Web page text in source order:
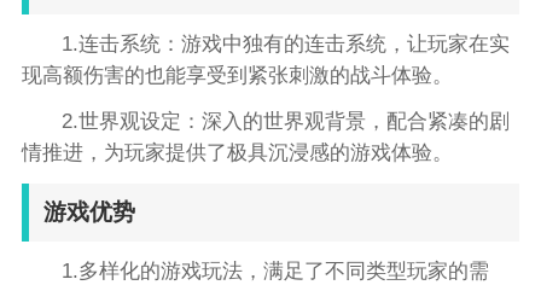
1.连击系统：游戏中独有的连击系统，让玩家在实
现高额伤害的也能享受到紧张刺激的战斗体验。
2.世界观设定：深入的世界观背景，配合紧凑的剧
情推进，为玩家提供了极具沉浸感的游戏体验。
游戏优势
1.多样化的游戏玩法，满足了不同类型玩家的需